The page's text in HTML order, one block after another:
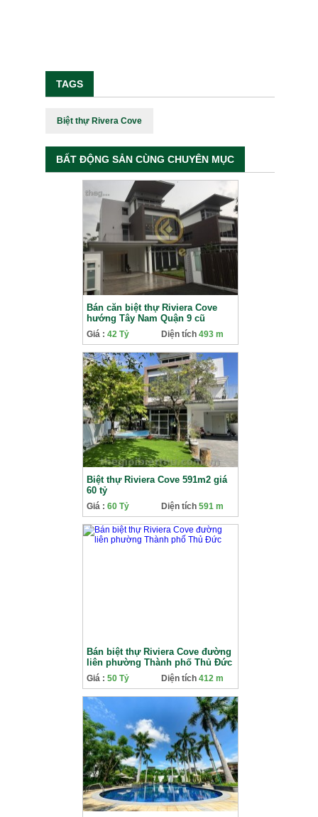
TAGS
Biệt thự Rivera Cove
BẤT ĐỘNG SẢN CÙNG CHUYÊN MỤC
Bán căn biệt thự Riviera Cove
hướng Tây Nam Quận 9 cũ
Giá : 42 Tỷ Diện tích 493 m
Biệt thự Riviera Cove 591m2 giá
60 tỷ
Giá : 60 Tỷ Diện tích 591 m
Bán biệt thự Riviera Cove đường
liên phường Thành phố Thủ Đức
Giá : 50 Tỷ Diện tích 412 m